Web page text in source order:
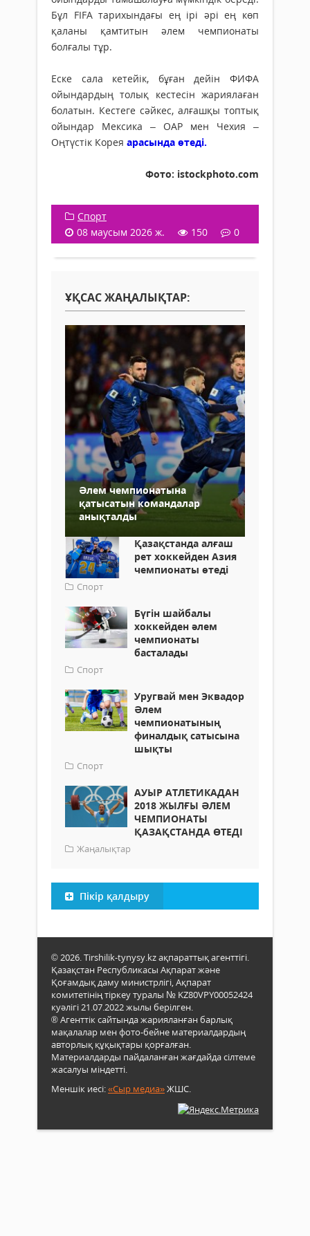
Бұл FIFA тарихындағы ең ірі әрі ең көп
қаланы қамтитын әлем чемпионаты
болғалы тұр.
Еске сала кетейік, бұған дейін ФИФА
ойындардың толық кестесін жариялаған
болатын. Кестеге сәйкес, алғашқы топтық
ойындар Мексика – ОАР мен Чехия –
Оңтүстік Корея арасында өтеді.
Фото: istockphoto.com
Спорт
08 маусым 2026 ж.
150 0
ҰҚСАС ЖАҢАЛЫҚТАР:
Әлем чемпионатына
қатысатын командалар
анықталды
Қазақстанда алғаш
рет хоккейден Азия
чемпионаты өтеді
Спорт
Бүгін шайбалы
хоккейден әлем
чемпионаты
басталады
Спорт
Уругвай мен Эквадор
Әлем
чемпионатының
финалдық сатысына
шықты
Спорт
АУЫР АТЛЕТИКАДАН
2018 ЖЫЛҒЫ ӘЛЕМ
ЧЕМПИОНАТЫ
ҚАЗАҚСТАНДА ӨТЕДІ
Жаңалықтар
Пікір қалдыру
© 2026. Tirshilik-tynysy.kz ақпараттық агенттігі.
Қазақстан Республикасы Ақпарат және
Қоғамдық даму министрлігі, Ақпарат
комитетінің тіркеу туралы № KZ80VPY00052424
куәлігі 21.07.2022 жылы берілген.
® Агенттік сайтында жарияланған барлық
мақалалар мен фото-бейне материалдардың
авторлық құқықтары қорғалған.
Материалдарды пайдаланған жағдайда сілтеме
жасалуы міндетті.
Меншік иесі:«Сыр медиа»ЖШС.